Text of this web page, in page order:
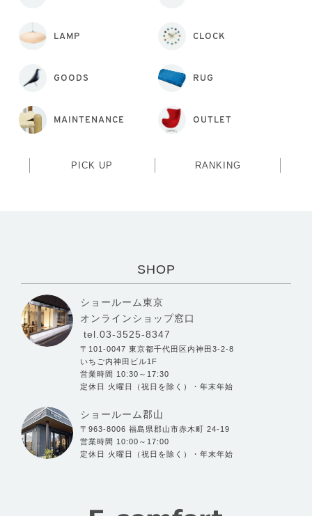
LAMP CLOCK
GOODS RUG
MAINTENANCE OUTLET
PICK UP RANKING
SHOP
ショールーム東京
オンラインショップ窓口
tel.03-3525-8347
〒101-0047 東京都千代田区内神田3-2-8
いちご内神田ビル1F
営業時間 10:30～17:30
定休日 火曜日（祝日を除く）・年末年始
ショールーム郡山
〒963-8006 福島県郡山市赤木町 24-19
営業時間 10:00～17:00
定休日 火曜日（祝日を除く）・年末年始